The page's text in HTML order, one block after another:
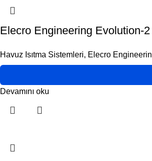
Elecro Engineering Evolution-
Havuz Isıtma Sistemleri, Elecro
Devamını oku